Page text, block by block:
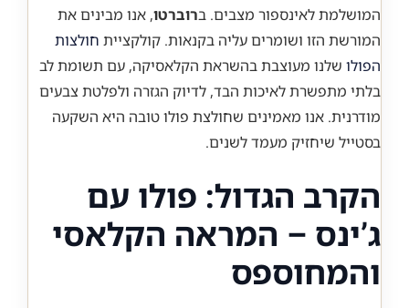
המושלמת לאינספור מצבים. ברוברטו, אנו מבינים את
המורשת הזו ושומרים עליה בקנאות. קולקציית חולצות
הפולו שלנו מעוצבת בהשראת הקלאסיקה, עם תשומת לב
בלתי מתפשרת לאיכות הבד, לדיוק הגזרה ולפלטת צבעים
מודרנית. אנו מאמינים שחולצת פולו טובה היא השקעה
בסטייל שיחזיק מעמד לשנים.
הקרב הגדול: פולו עם
ג’ינס – המראה הקלאסי
והמחוספס